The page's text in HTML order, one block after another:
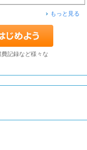
もっと見る
記録など様々な